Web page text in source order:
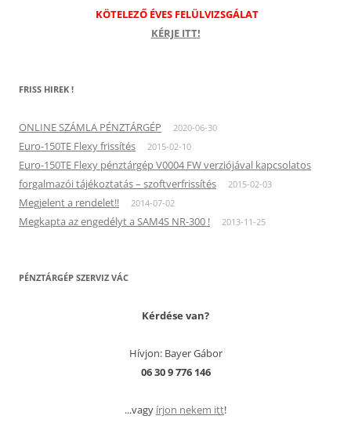
KÖTELEZŐ ÉVES FELÜLVIZSGÁLAT
KÉRJE ITT!
FRISS HIREK !
ONLINE SZÁMLA PÉNZTÁRGÉP 2020-06-30
Euro-150TE Flexy frissítés 2015-02-10
Euro-150TE Flexy pénztárgép V0004 FW verziójával kapcsolatos
forgalmazói tájékoztatás – szoftverfrissítés
2015-02-03
Megjelent a rendelet!! 2014-07-02
Megkapta az engedélyt a SAM4S NR-300 ! 2013-11-25
PÉNZTÁRGÉP SZERVIZ VÁC
Kérdése van?
Hívjon: Bayer Gábor
06 30 9 776 146
...vagy írjon nekem itt!